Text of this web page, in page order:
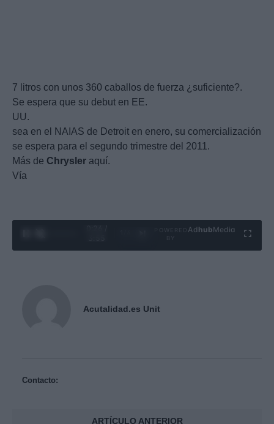
7 litros con unos 360 caballos de fuerza ¿suficiente?.
Se espera que su debut en EE.
UU.
sea en el NAIAS de Detroit en enero, su comercialización
se espera para el segundo trimestre del 2011.
Más de Chrysler aquí.
Vía
0:27 /
Ad hubMedia
Acutalidad.es Unit
Contacto:
ARTÍCULO ANTERIOR